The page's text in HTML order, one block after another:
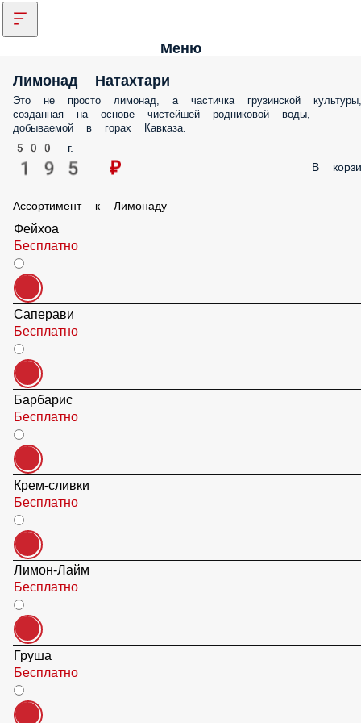
Меню
Лимонад Натахтари
Это не просто лимонад, а частичка грузинской культуры, созданная
основе чистейшей родниковой воды, добываемой в горах Кавказа.
500 г.
195 ₽
Фейхоа
Бесплатно
Саперави
Бесплатно
Барбарис
Бесплатно
Крем-сливки
Бесплатно
Лимон-Лайм
Бесплатно
Груша